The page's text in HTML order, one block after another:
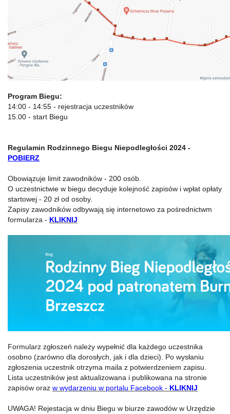
Program Biegu:
14:00 - 14:55 - rejestracja uczestników
15.00 - start Biegu
Regulamin Rodzinnego Biegu Niepodległości 2024 -
POBIERZ
Obowiązuje limit zawodników - 200 osób.
O uczestnictwie w biegu decyduje kolejność zapisów i wpłat opłaty
startowej - 20 zł od osoby.
Zapisy zawodników odbywają się internetowo za pośrednictwm
formularza - KLIKNIJ
Formularz zgłoszeń należy wypełnić dla każdego uczestnika
osobno (zarówno dla dorosłych, jak i dla dzieci). Po wysłaniu
zgłoszenia uczestnik otrzyma maila z potwierdzeniem zapisu.
Lista uczestników jest aktualizowana i publikowana na stronie
zapisów oraz w wydarzeniu w portalu Facebook - KLIKNIJ
UWAGA! Rejestacja w dniu Biegu w biurze zawodów w Urzędzie